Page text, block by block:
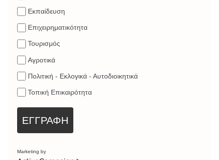
Εκπαίδευση
Επιχειρηματικότητα
Τουρισμός
Αγροτικά
Πολιτική - Εκλογικά - Αυτοδιοικητικά
Τοπική Επικαιρότητα
ΕΓΓΡΑΦΗ
Marketing by